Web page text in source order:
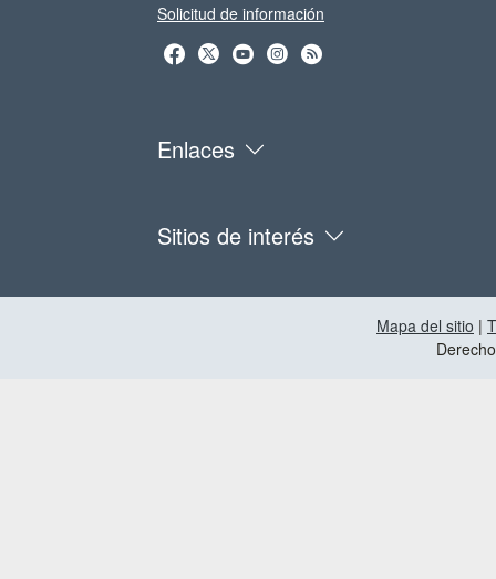
Solicitud de información
Enlaces
Sitios de interés
Mapa del sitio |